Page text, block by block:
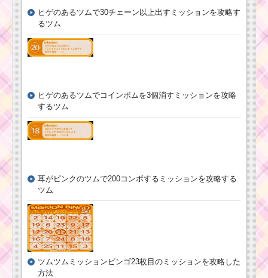
す方法
ル・フリンライダー・
マキシマス
ベント！ディズ
ツムツム4月・5月の
海外版ツムツムには3月
キイベントを攻略する
のにおすすめのツム
ヒゲのあるツムで30チェーン以上出すミッションを攻略す
るツム
ヒゲのあるツムでコインボムを3個消すミッションを攻略
するツム
耳がピンクのツムで200コンボするミッションを攻略する
ツム
ツムツムミッションビンゴ23枚目のミッションを攻略した
方法